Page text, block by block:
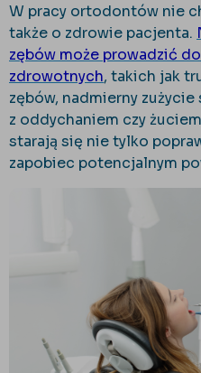
W pracy ortodontów nie
także o zdrowie pacjenta.
zębów może prowadzić
zdrowotnych, takich jak
zębów, nadmierny
z oddychaniem czy
starają się nie tylko
zapobiec potencjalnym